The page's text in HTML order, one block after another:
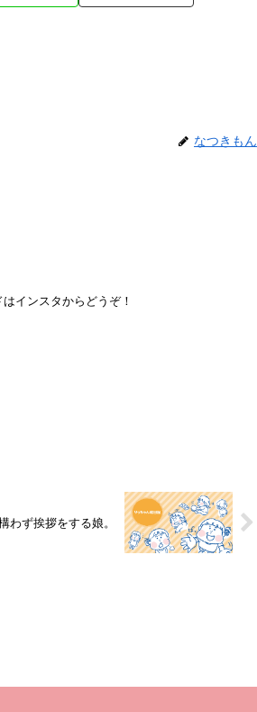
なつきもん
インスタからどうぞ！
わず挨拶をする娘。